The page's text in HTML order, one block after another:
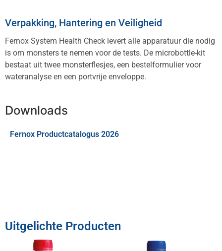
Verpakking, Hantering en Veiligheid
Fernox System Health Check levert alle apparatuur die nodig
is om monsters te nemen voor de tests. De microbottle-kit
bestaat uit twee monsterflesjes, een bestelformulier voor
wateranalyse en een portvrije enveloppe.
Downloads
Fernox Productcatalogus 2026
Uitgelichte Producten